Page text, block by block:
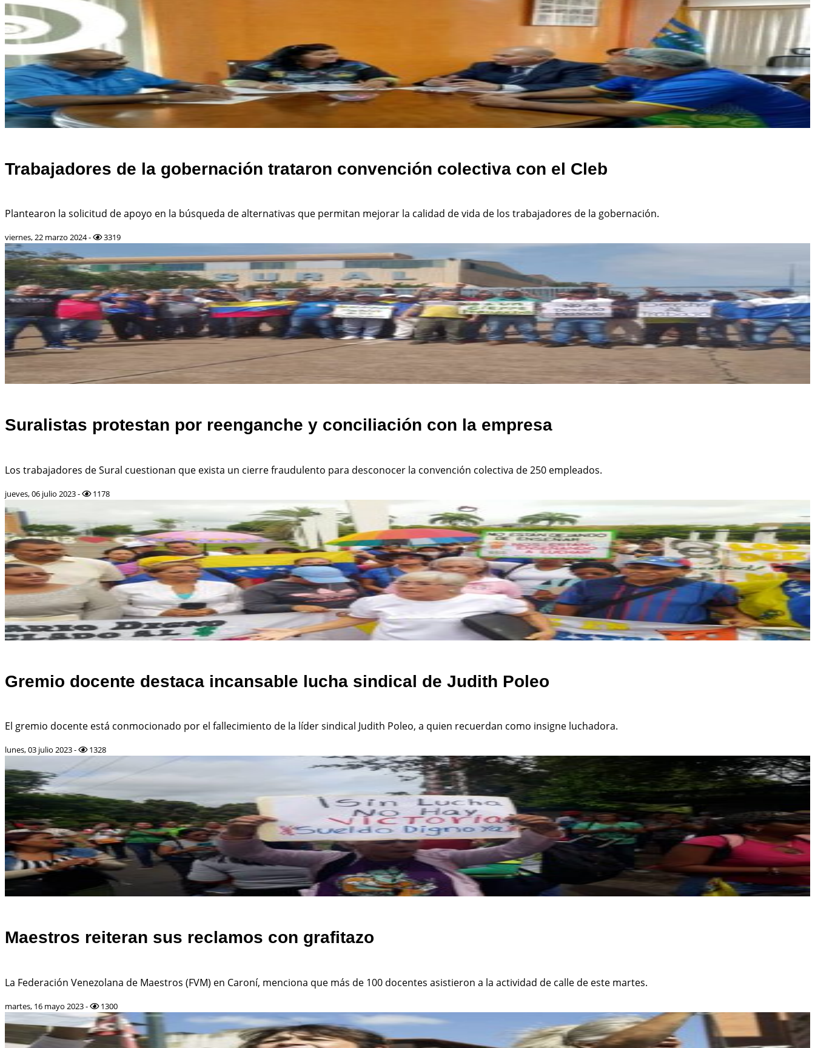
Trabajadores de la gobernación trataron convención colectiva con el Cleb
Plantearon la solicitud de apoyo en la búsqueda de alternativas que permitan mejorar la calidad de vida de los trabajadores de la gobernación.
viernes, 22 marzo 2024 - 3319
Suralistas protestan por reenganche y conciliación con la empresa
Los trabajadores de Sural cuestionan que exista un cierre fraudulento para desconocer la convención colectiva de 250 empleados.
jueves, 06 julio 2023 - 1178
Gremio docente destaca incansable lucha sindical de Judith Poleo
El gremio docente está conmocionado por el fallecimiento de la líder sindical Judith Poleo, a quien recuerdan como insigne luchadora.
lunes, 03 julio 2023 - 1328
Maestros reiteran sus reclamos con grafitazo
La Federación Venezolana de Maestros (FVM) en Caroní, menciona que más de 100 docentes asistieron a la actividad de calle de este martes.
martes, 16 mayo 2023 - 1300